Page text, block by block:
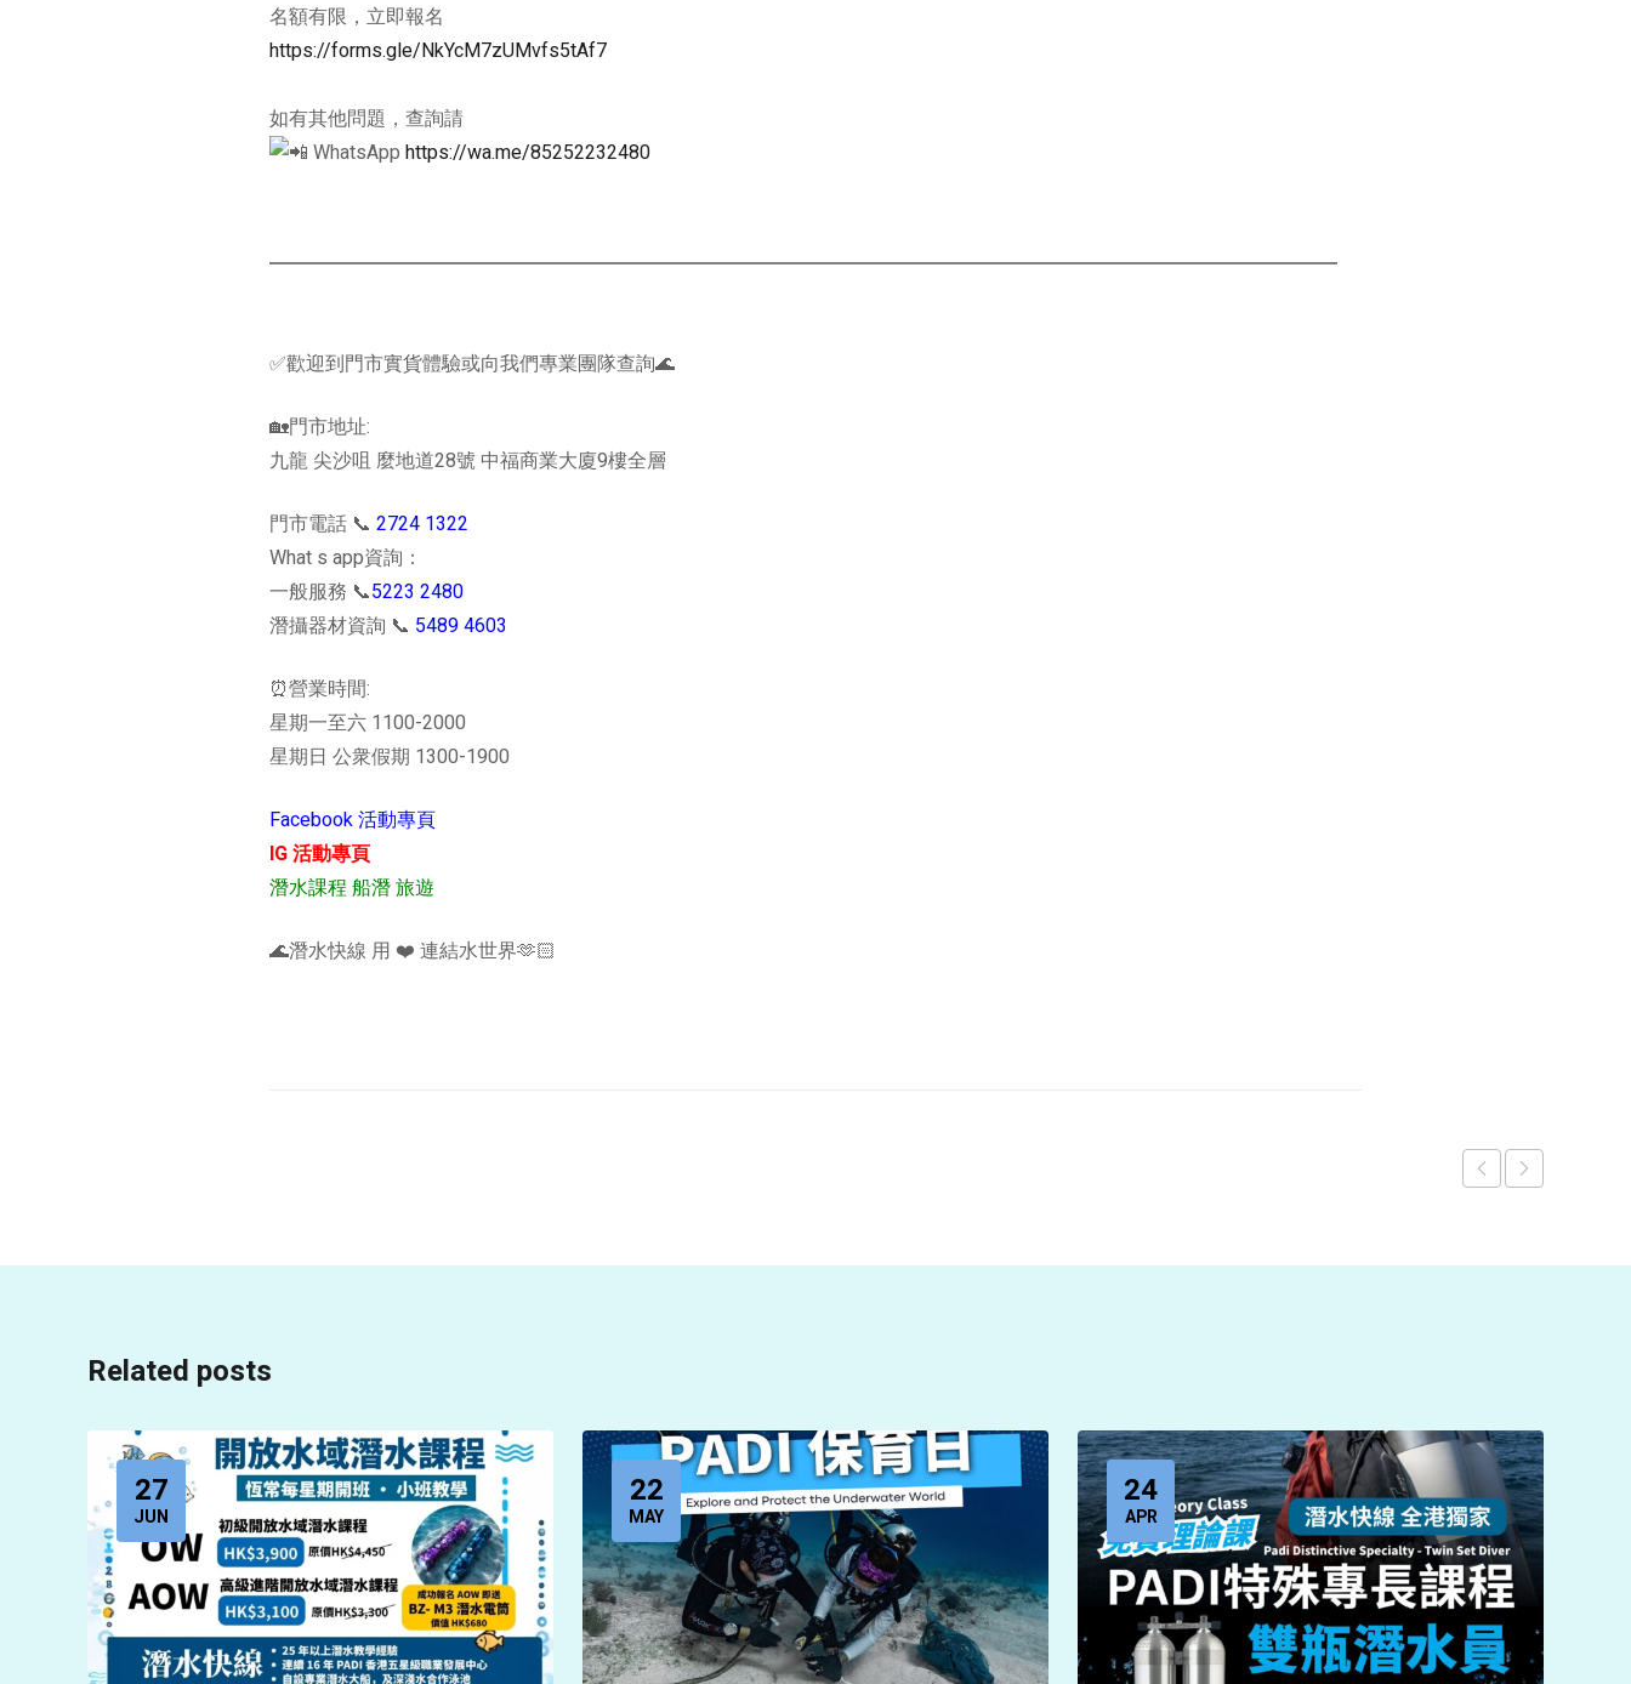
名額有限，立即報名
https://forms.gle/NkYcM7zUMvfs5tAf7
如有其他問題，查詢請
WhatsApp https://wa.me/85252232480
✅歡迎到門市實貨體驗或向我們專業團隊查詢🌊
🏡門市地址:
九龍 尖沙咀 麼地道28號 中福商業大廈9樓全層
門市電話 📞 2724 1322
What s app資詢：
一般服務 📞5223 2480
潛攝器材資詢 📞 5489 4603
⏰營業時間:
星期一至六 1100-2000
星期日 公衆假期 1300-1900
Facebook 活動專頁
IG 活動專頁
潛水課程 船潛 旅遊
🌊潛水快線 用 ❤️ 連結水世界🫶🏻
Related posts
27
JUN
22
MAY
24
APR